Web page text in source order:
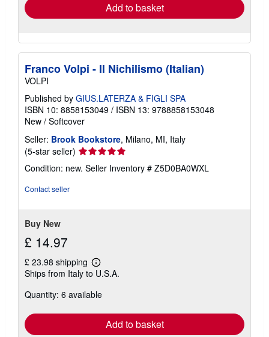
Add to basket
Franco Volpi - Il Nichilismo (Italian)
VOLPI
Published by GIUS.LATERZA & FIGLI SPA
ISBN 10: 8858153049 / ISBN 13: 9788858153048
New / Softcover
Seller: Brook Bookstore, Milano, MI, Italy
(5-star seller) Seller
rating
5
Condition: new. Seller Inventory # Z5D0BA0WXL
Contact seller
Buy New
£ 14.97
£ 23.98 shipping
Learn
more
shipping
Ships from Italy to U.S.A.
Quantity: 6 available
Add to basket